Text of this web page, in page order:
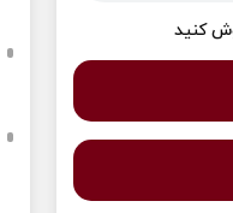
کنید